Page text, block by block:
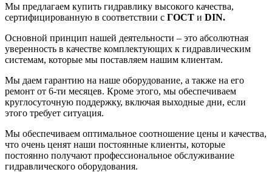
Мы предлагаем купить гидравлику высокого качества,
сертифицированную в соответствии с ГОСТ и DIN.
Основной принцип нашей деятельности – это абсолютная
уверенность в качестве комплектующих к гидравлическим
системам, которые мы поставляем нашим клиентам.
Мы даем гарантию на наше оборудование, а также на его
ремонт от 6-ти месяцев. Кроме этого, мы обеспечиваем
круглосуточную поддержку, включая выходные дни, если
этого требует ситуация.
Мы обеспечиваем оптимальное соотношение цены и качества,
что очень ценят наши постоянные клиенты, которые
постоянно получают профессиональное обслуживание
гидравлического оборудования.